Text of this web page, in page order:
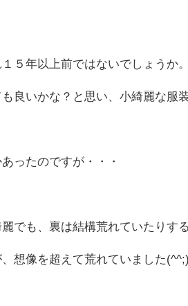
５年以上前ではないでしょうか。
良いかな？と思い、小綺麗な服
ったのですが・・・
でも、裏は結構荒れていたりす
想像を超えて荒れていました(^^;)